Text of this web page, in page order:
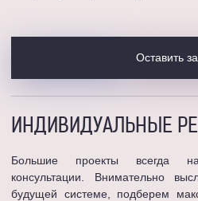
Оставить
ИНДИВИДУАЛЬНЫЕ
Большие проекты всегда
консультации. Внимательно
будущей системе, подберем